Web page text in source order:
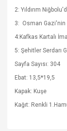
2: Yıldırım
3: Osman Gazi'nin
4:Kafkas Kartalı
5: Şehitler Serdarı
Sayfa Sayısı: 304
Ebat: 13,5*19,5
Kapak: Kuşe
Kağıt: Renkli